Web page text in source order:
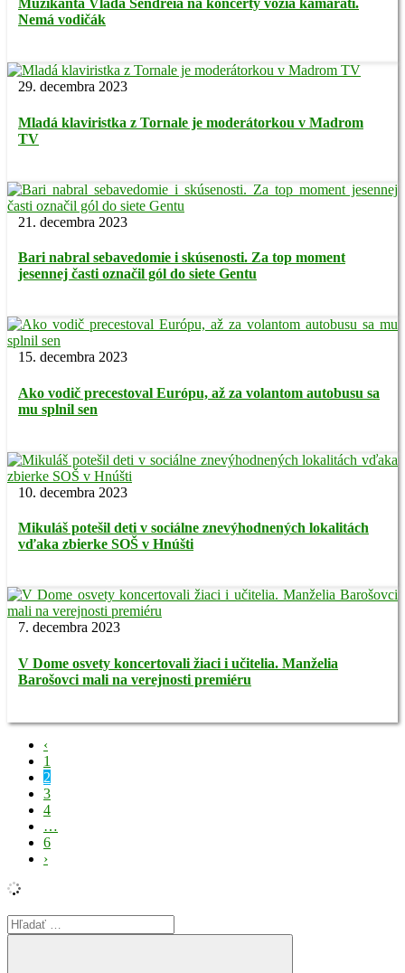
Muzikanta Vlada Sendreia na koncerty vozia kamaráti.
Nemá vodičák
29. decembra 2023
Mladá klaviristka z Tornale je moderátorkou v Madrom
TV
21. decembra 2023
Bari nabral sebavedomie i skúsenosti. Za top moment
jesennej časti označil gól do siete Gentu
15. decembra 2023
Ako vodič precestoval Európu, až za volantom autobusu sa
mu splnil sen
10. decembra 2023
Mikuláš potešil deti v sociálne znevýhodnených lokalitách
vďaka zbierke SOŠ v Hnúšti
7. decembra 2023
V Dome osvety koncertovali žiaci i učitelia. Manželia
Barošovci mali na verejnosti premiéru
‹
1
2
3
4
…
6
›
Search
for: